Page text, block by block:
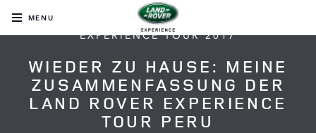
MENU
EXPERIENCE TOUR 2017
WIEDER ZU HAUSE: MEINE
ZUSAMMENFASSUNG DER
LAND ROVER EXPERIENCE
TOUR PERU